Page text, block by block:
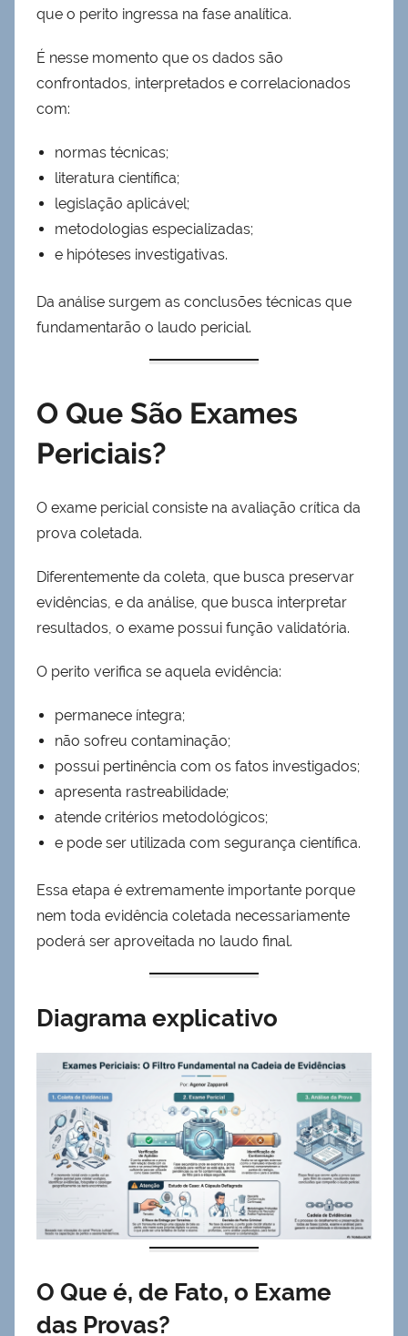
que o perito ingressa na fase analítica.
É nesse momento que os dados são
confrontados, interpretados e correlacionados
com:
normas técnicas;
literatura científica;
legislação aplicável;
metodologias especializadas;
e hipóteses investigativas.
Da análise surgem as conclusões técnicas que
fundamentarão o laudo pericial.
O Que São Exames
Periciais?
O exame pericial consiste na avaliação crítica da
prova coletada.
Diferentemente da coleta, que busca preservar
evidências, e da análise, que busca interpretar
resultados, o exame possui função validatória.
O perito verifica se aquela evidência:
permanece íntegra;
não sofreu contaminação;
possui pertinência com os fatos investigados;
apresenta rastreabilidade;
atende critérios metodológicos;
e pode ser utilizada com segurança científica.
Essa etapa é extremamente importante porque
nem toda evidência coletada necessariamente
poderá ser aproveitada no laudo final.
Diagrama explicativo
O Que é, de Fato, o Exame
das Provas?